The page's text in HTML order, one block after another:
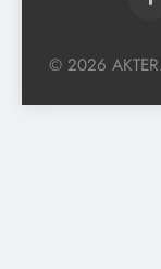
© 2026